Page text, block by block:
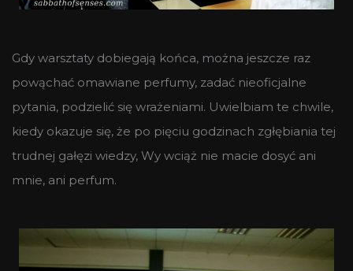
Gdy warsztaty dobiegają końca, można jeszcze raz
powąchać omawiane perfumy, zadać nieoficjalne
pytania, podzielić się wrażeniami. Uwielbiam te chwile,
kiedy okazuje się, że po pięciu godzinach zgłębiania tej
trudnej gałęzi wiedzy, Wy wciąż nie macie dosyć ani
mnie, ani perfum.